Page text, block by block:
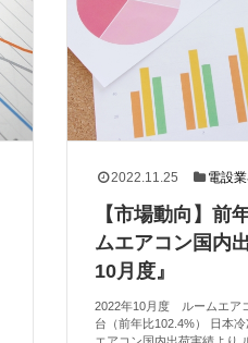
2022.11.25 電設
【市場動向】前
ムエアコン国内
10月度』
2022年10月度 ルームエア
台（前年比102.4%） 日本
エアコン国内出荷実績より